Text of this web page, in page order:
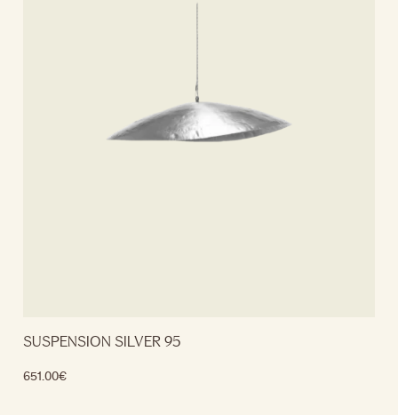
SUSPENSION SILVER 95
651.00€